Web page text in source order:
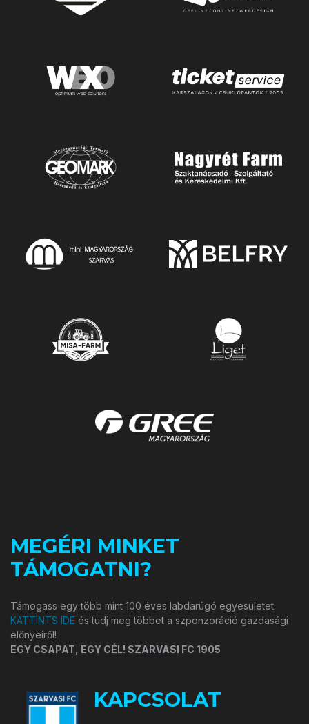
MEGÉRI MINKET
TÁMOGATNI?
Támogass egy több mint 100 éves labdarúgó egyesületet.
KATTINTS IDE és tudj meg többet a szponzoráció gazdasági
előnyeiről!
EGY CSAPAT, EGY CÉL! SZARVASI FC 1905
KAPCSOLAT